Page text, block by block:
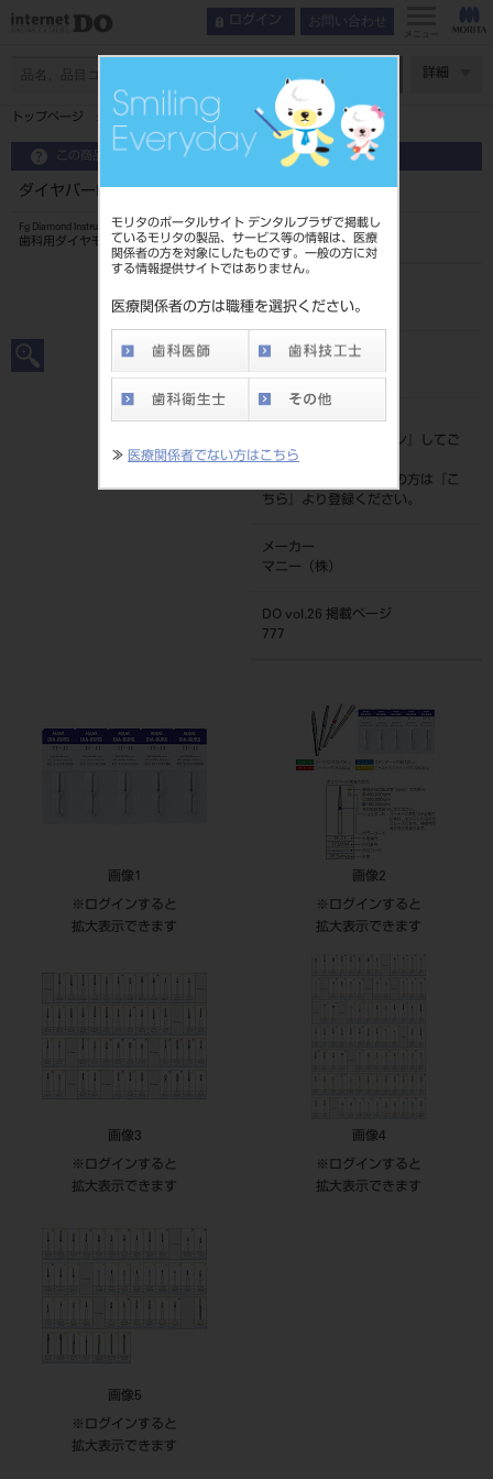
モリタのポータルサイト デンタルプラザで掲載し
ているモリタの製品、サービス等の情報は、医療
関係者の方を対象にしたものです。一般の方に対
する情報提供サイトではありません。
医療関係者の方は職種を選択ください。
≫ 医療関係者でない方はこちら
ログイン お問い合わせ
メニュー
詳細
トップページ ダイヤバーFG ブリスター5入セレック用 CE13EF
この商品に関するお問い合わせ
ダイヤバーFG ブリスター5入セレック用 CE13EF
Fg Diamond Instrument
歯科用ダイヤモンドバー
202490662CE13EF
JAN/EANコード
標準価格
ログイン
』してご
覧ください。
ネット会員登録がまだの方は『
こ
ちら
』より登録ください。
メーカー
マニー（株）
DO vol.26 掲載ページ
777
画像1
※ログインすると
拡大表示できます
画像2
※ログインすると
拡大表示できます
画像3
※ログインすると
拡大表示できます
画像4
※ログインすると
拡大表示できます
画像5
※ログインすると
拡大表示できます